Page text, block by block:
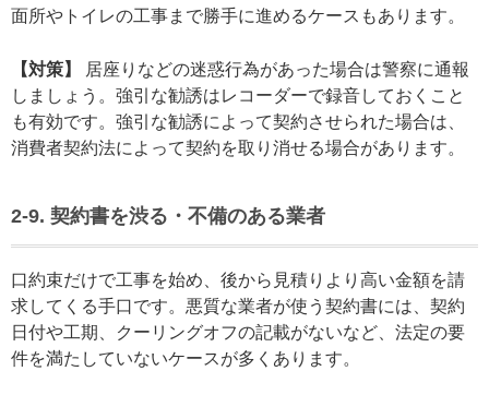
面所やトイレの工事まで勝手に進めるケースもあります。
【対策】
居座りなどの迷惑行為があった場合は警察に通報
しましょう。強引な勧誘はレコーダーで録音しておくこと
も有効です。強引な勧誘によって契約させられた場合は、
消費者契約法によって契約を取り消せる場合があります。
2-9. 契約書を渋る・不備のある業者
口約束だけで工事を始め、後から見積りより高い金額を請
求してくる手口です。悪質な業者が使う契約書には、契約
日付や工期、クーリングオフの記載がないなど、法定の要
件を満たしていないケースが多くあります。